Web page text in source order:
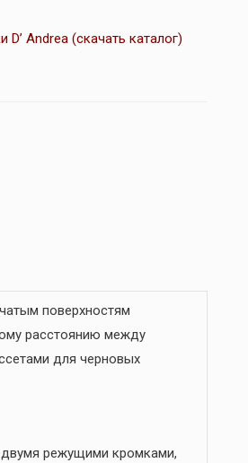
D’ Andrea (скачать каталог)
поверхностям
расстоянию между
для черновых
двумя режущими кромками,